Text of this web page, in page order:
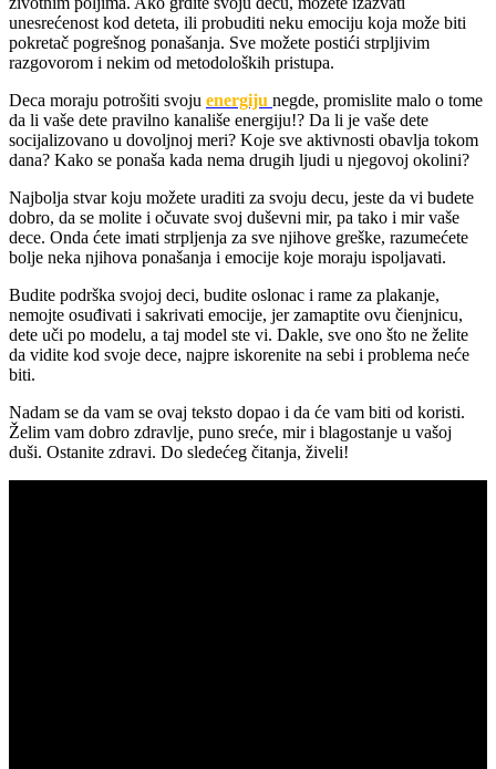
unesrećenost kod deteta, ili probuditi neku emociju koja može biti
pokretač pogrešnog ponašanja. Sve možete postići strpljivim
razgovorom i nekim od metodoloških pristupa.
Deca moraju potrošiti svoju energiju negde, promislite malo o tome
da li vaše dete pravilno kanališe energiju!? Da li je vaše dete
socijalizovano u dovoljnoj meri? Koje sve aktivnosti obavlja tokom
dana? Kako se ponaša kada nema drugih ljudi u njegovoj okolini?
Najbolja stvar koju možete uraditi za svoju decu, jeste da vi budete
dobro, da se molite i očuvate svoj duševni mir, pa tako i mir vaše
dece. Onda ćete imati strpljenja za sve njihove greške, razumećete
bolje neka njihova ponašanja i emocije koje moraju ispoljavati.
Budite podrška svojoj deci, budite oslonac i rame za plakanje,
nemojte osuđivati i sakrivati emocije, jer zamaptite ovu čienjnicu,
dete uči po modelu, a taj model ste vi. Dakle, sve ono što ne želite
da vidite kod svoje dece, najpre iskorenite na sebi i problema neće
biti.
Nadam se da vam se ovaj teksto dopao i da će vam biti od koristi.
Želim vam dobro zdravlje, puno sreće, mir i blagostanje u vašoj
duši. Ostanite zdravi. Do sledećeg čitanja, živeli!